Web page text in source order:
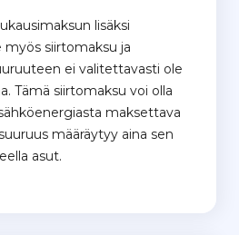
lisäksi
siirtomaksu ja
ei valitettavasti ole
Tämä siirtomaksu voi olla
maksettava
määräytyy aina sen
asut.